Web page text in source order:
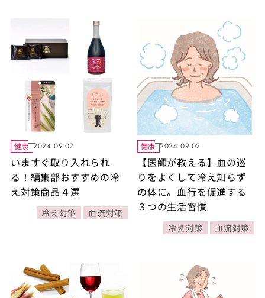
健康 2024.09.02
いますぐ取り入れられ
る！編集部おすすめの冷
え対策商品４選
冷え対策 血流対策
健康 2024.09.02
【医師が教える】血の巡
りをよくして冷え知らず
の体に。血行を促進する
３つの生活習慣
冷え対策 血流対策